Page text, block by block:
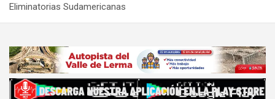
Eliminatorias Sudamericanas